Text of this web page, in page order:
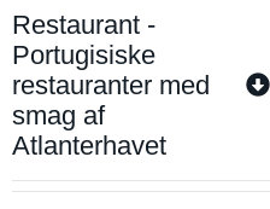
Restaurant -
Portugisiske
restauranter med
smag af
Atlanterhavet